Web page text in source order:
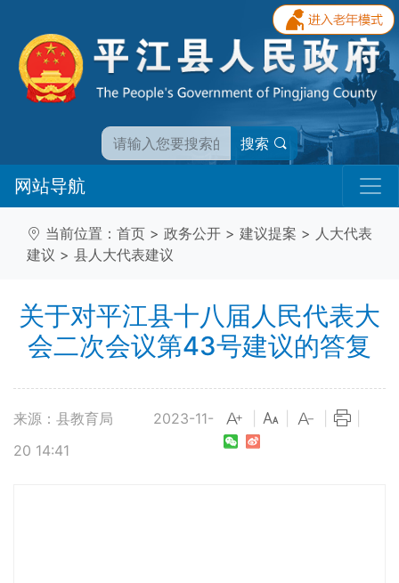
搜索
网站导航
当前位置： 首页 > 政务公开 > 建议提案 > 人大代表
建议 > 县人大代表建议
关于对平江县十八届人民代表大
会二次会议第43号建议的答复
来源：县教育局
2023-11-
20 14:41